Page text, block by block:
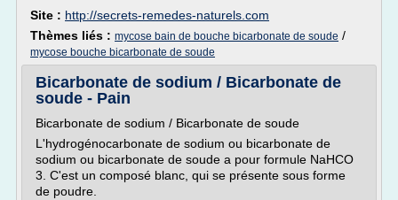
Site : http://secrets-remedes-naturels.com
Thèmes liés : mycose bain de bouche bicarbonate de soude /
mycose bouche bicarbonate de soude
Bicarbonate de sodium / Bicarbonate de
soude - Pain
Bicarbonate de sodium / Bicarbonate de soude
L'hydrogénocarbonate de sodium ou bicarbonate de
sodium ou bicarbonate de soude a pour formule NaHCO
3. C'est un composé blanc, qui se présente sous forme
de poudre.